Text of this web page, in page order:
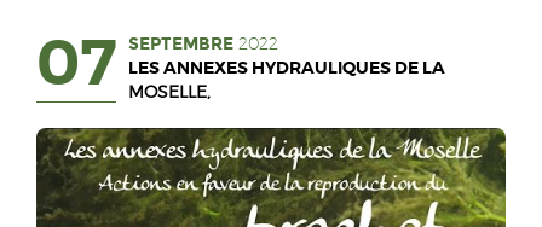
07 SEPTEMBRE 2022
LES ANNEXES HYDRAULIQUES DE LA
MOSELLE,